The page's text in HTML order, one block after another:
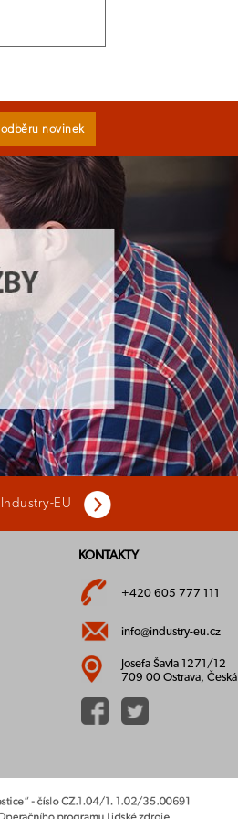
novinek
EU
KONTAKTY
+420 605 777 111
info@industry-eu.cz
Josefa Šavla 1271/12
709 00 Ostrava,